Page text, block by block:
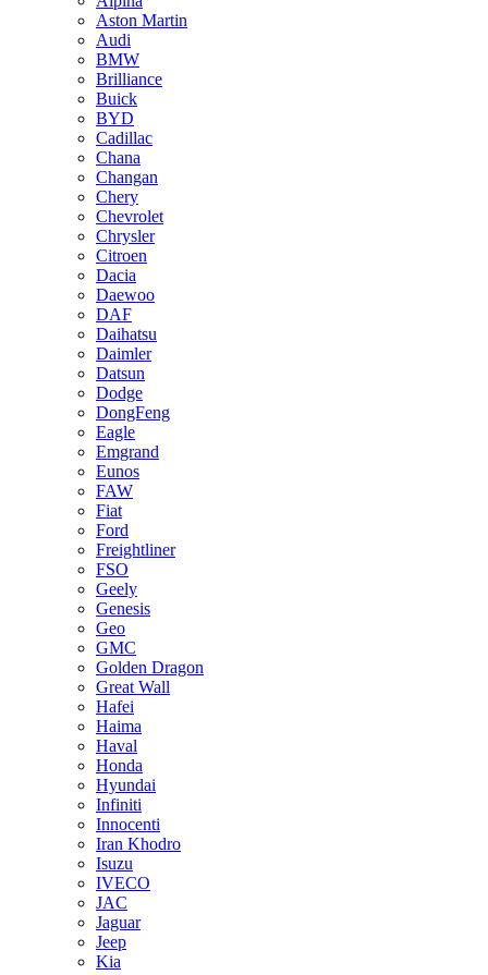
Aston Martin
Audi
BMW
Brilliance
Buick
BYD
Cadillac
Chana
Changan
Chery
Chevrolet
Chrysler
Citroen
Dacia
Daewoo
DAF
Daihatsu
Daimler
Datsun
Dodge
DongFeng
Eagle
Emgrand
Eunos
FAW
Fiat
Ford
Freightliner
FSO
Geely
Genesis
Geo
GMC
Golden Dragon
Great Wall
Hafei
Haima
Haval
Honda
Hyundai
Infiniti
Innocenti
Iran Khodro
Isuzu
IVECO
JAC
Jaguar
Jeep
Kia